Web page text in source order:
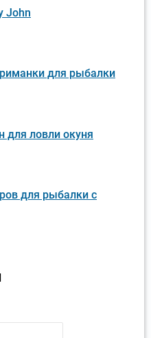
John
для рыбалки
для ловли окуня
для рыбалки с